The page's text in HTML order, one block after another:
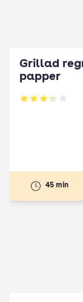
Grillad
papper
Betyg: 3.29 av
45 min